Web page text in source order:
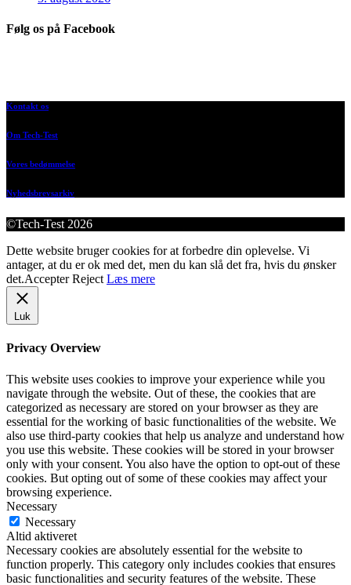
Følg os på Facebook
Kontakt os
Om Tech-Test
Vores bedømmelse
Nyhedsbrevsarkiv
©Tech-Test 2026
Dette website bruger cookies for at forbedre din oplevelse. Vi
antager, at du er ok med det, men du kan slå det fra, hvis du ønsker
det.Accepter Reject Læs mere
Luk
Privacy Overview
This website uses cookies to improve your experience while you
navigate through the website. Out of these, the cookies that are
categorized as necessary are stored on your browser as they are
essential for the working of basic functionalities of the website. We
also use third-party cookies that help us analyze and understand how
you use this website. These cookies will be stored in your browser
only with your consent. You also have the option to opt-out of these
cookies. But opting out of some of these cookies may affect your
browsing experience.
Necessary
Necessary
Altid aktiveret
Necessary cookies are absolutely essential for the website to
function properly. This category only includes cookies that ensures
basic functionalities and security features of the website. These